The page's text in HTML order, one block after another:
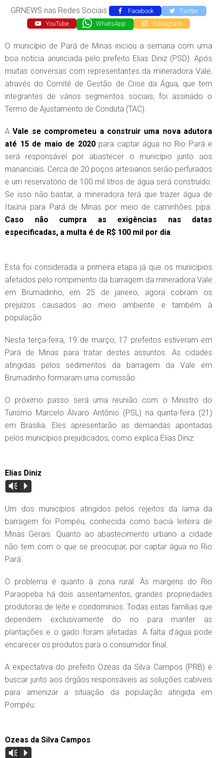
GRNEWS nas Redes Sociais Facebook
Twitter
YouTube
WhatsApp Instagram
O município de Pará de Minas iniciou a semana com uma
boa notícia anunciada pelo prefeito Elias Diniz (PSD). Após
muitas conversas com representantes da mineradora Vale,
através do Comitê de Gestão de Crise da Água, que tem
integrantes de vários segmentos sociais, foi assinado o
Termo de Ajustamento de Conduta (TAC).
AVale se comprometeu a construir uma nova adutora
até 15 de maio de 2020para captar água no Rio Pará e
será responsável por abastecer o município junto aos
mananciais. Cerca de 20 poços artesianos serão perfurados
e um reservatório de 100 mil litros de água será construído.
Se isso não bastar, a mineradora terá que trazer água de
Itaúna para Pará de Minas por meio de caminhões pipa.
Caso não cumpra as exigências nas datas
especificadas, a multa é de R$ 100 mil por dia
Esta foi considerada a primeira etapa já que os municípios
afetados pelo rompimento da barragem da mineradora Vale
em Brumadinho, em 25 de janeiro, agora cobram os
prejuízos causados ao meio ambiente e também à
população.
Nesta terça-feira, 19 de março, 17 prefeitos estiveram em
Pará de Minas para tratar destes assuntos. As cidades
atingidas pelos sedimentos da barragem da Vale em
Brumadinho formaram uma comissão.
O próximo passo será uma reunião com o Ministro do
Turismo Marcelo Álvaro Antônio (PSL) na quinta-feira (21)
em Brasília. Eles apresentarão as demandas apontadas
pelos municípios prejudicados, como explica Elias Diniz:
Elias Diniz
Vm P
Um dos municípios atingidos pelos rejeitos da lama da
barragem foi Pompéu, conhecida como bacia leiteira de
Minas Gerais. Quanto ao abastecimento urbano a cidade
não tem com o que se preocupar, por captar água no Rio
Pará.
O problema é quanto à zona rural. Às margens do Rio
Paraopeba há dois assentamentos, grandes propriedades
produtoras de leite e condomínios. Todas estas famílias que
dependem exclusivamente do rio para manter as
plantações e o gado foram afetadas. A falta d’água pode
encarecer os produtos para o consumidor final.
A expectativa do prefeito Ozeas da Silva Campos (PRB) é
buscar junto aos órgãos responsáveis as soluções cabíveis
para amenizar a situação da população atingida em
Pompéu:
Ozeas da Silva Campos
Vm P